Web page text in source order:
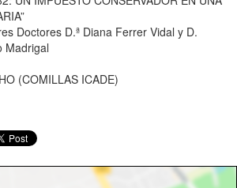
Doctores D.ª Diana Ferrer Vidal y D.
Madrigal
(COMILLAS ICADE)